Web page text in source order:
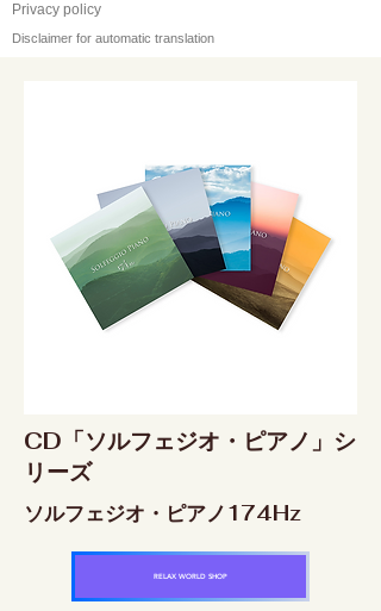
Privacy policy
Disclaimer for automatic translation
CD「ソルフェジオ・ピアノ」シ
リーズ
ソルフェジオ・ピアノ174Hz
RELAX WORLD SHOP